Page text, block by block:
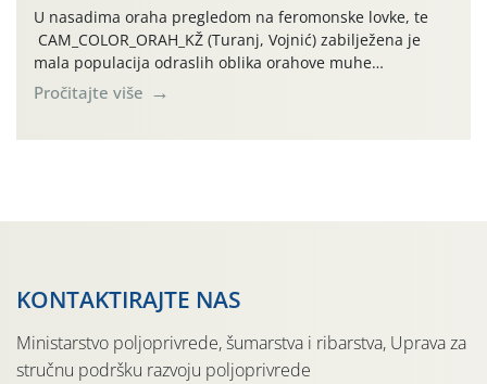
U nasadima oraha pregledom na feromonske lovke, te
CAM_COLOR_ORAH_KŽ (Turanj, Vojnić) zabilježena je
mala populacija odraslih oblika orahove muhe
(Rhagoletis completa). Niska brojnost može se objasniti
činjenicom da je riječ o mladim nasadima s vrlo malim
Pročitajte više
KONTAKTIRAJTE NAS
Ministarstvo poljoprivrede, šumarstva i ribarstva, Uprava za
stručnu podršku razvoju poljoprivrede